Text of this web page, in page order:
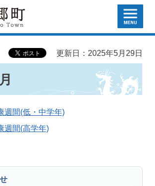
MENU
更新日：2025年5月29日
週間(低・中学年)
週間(高学年)